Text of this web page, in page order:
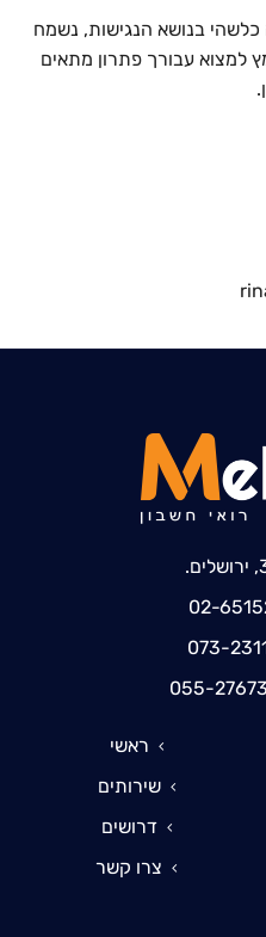
בנושא הנגישות, נשמח
למצוא עבורך פתרון מתאים
ראשי
שירותים
דרושים
צרו קשר